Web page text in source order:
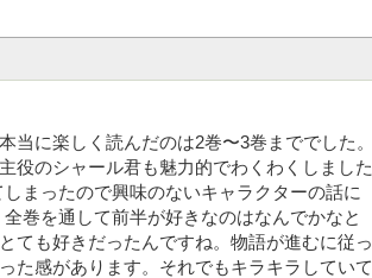
当に楽しく読んだのは2巻〜3巻まででした。
役のシャール君も魅力的でわくわくしました
まったので興味のないキャラクターの話に
巻を通して前半が好きなのはなんでかなと
ても好きだったんですね。物語が進むに従っ
た感があります。それでもキラキラしていて